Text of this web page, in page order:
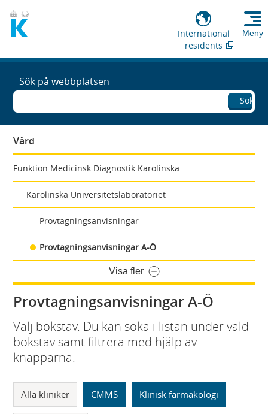
International
residents
Meny
Sök på webbplatsen
Sök
Vård
Funktion Medicinsk Diagnostik Karolinska
Karolinska Universitetslaboratoriet
Provtagningsanvisningar
Provtagningsanvisningar A-Ö
Visa fler
Provtagningsanvisningar A-Ö
Välj bokstav. Du kan söka i listan under vald
bokstav samt filtrera med hjälp av
knapparna.
Alla kliniker CMMS Klinisk farmakologi